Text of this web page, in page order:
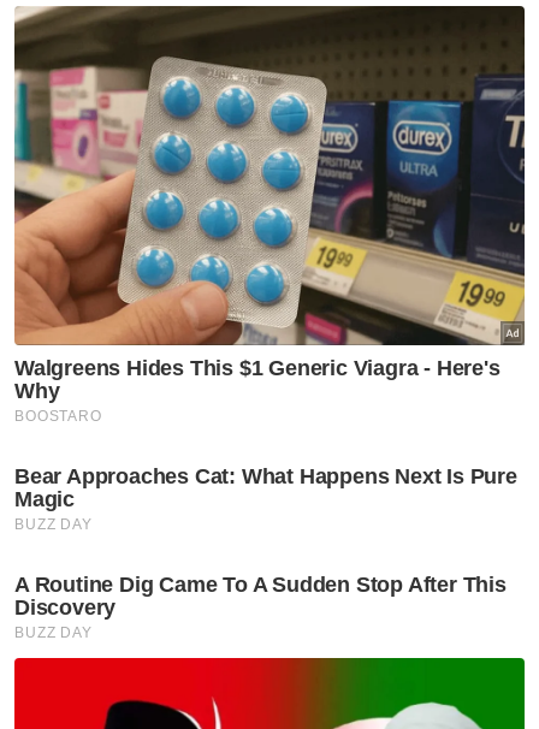
Pekerja bengkel raih RM7,000
selepas lapan tahun buru
gelaran juara